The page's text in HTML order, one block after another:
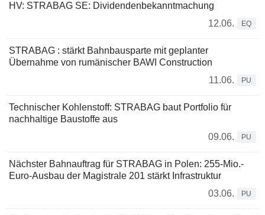
HV: STRABAG SE: Dividendenbekanntmachung
12.06.
EQ
STRABAG : stärkt Bahnbausparte mit geplanter
Übernahme von rumänischer BAWI Construction
11.06.
PU
Technischer Kohlenstoff: STRABAG baut Portfolio für
nachhaltige Baustoffe aus
09.06.
PU
Nächster Bahnauftrag für STRABAG in Polen: 255-Mio.-
Euro-Ausbau der Magistrale 201 stärkt Infrastruktur
03.06.
PU